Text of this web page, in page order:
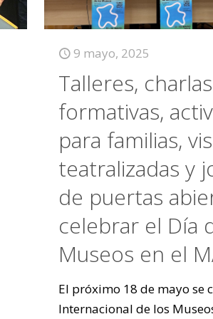
9 mayo, 2025
Talleres, charlas
formativas,
para familias,
teatralizadas y
de puertas
celebrar el Día
Museos en el
El próximo 18 de mayo se
Internacional de los